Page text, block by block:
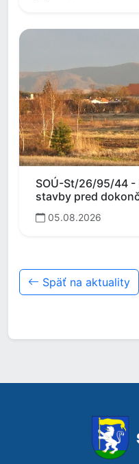
SOÚ-St/26/95/44 -
stavby pred
05.08.2026
Späť na aktuality